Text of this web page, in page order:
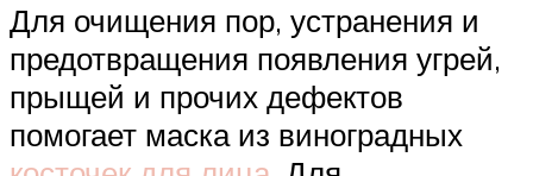
Для очищения пор, устранения и
предотвращения появления угрей,
прыщей и прочих дефектов
помогает маска из виноградных